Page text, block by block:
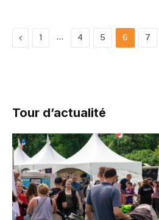
Previous
1 … 4 5 6 7
Tour d’actualité